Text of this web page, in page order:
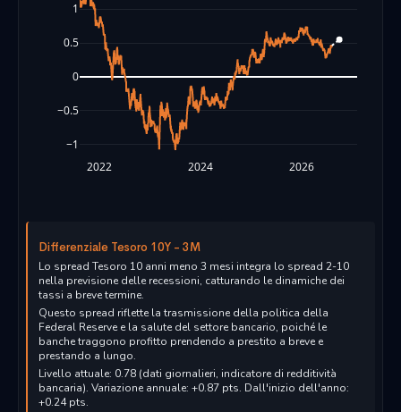
2022 2024 2026
−1
−0.5
0
0.5
1
Differenziale Tesoro 10Y - 3M
Lo spread Tesoro 10 anni meno 3 mesi integra lo spread 2-10
nella previsione delle recessioni, catturando le dinamiche dei
tassi a breve termine.
Questo spread riflette la trasmissione della politica della
Federal Reserve e la salute del settore bancario, poiché le
banche traggono profitto prendendo a prestito a breve e
prestando a lungo.
Livello attuale: 0.78 (dati giornalieri, indicatore di redditività
bancaria). Variazione annuale: +0.87 pts. Dall'inizio dell'anno:
+0.24 pts.